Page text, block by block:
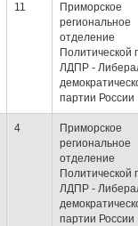
11
Приморское
региональное
отделение
Политической
ЛДПР -
партии России
4
Приморское
региональное
отделение
Политической
ЛДПР -
партии России